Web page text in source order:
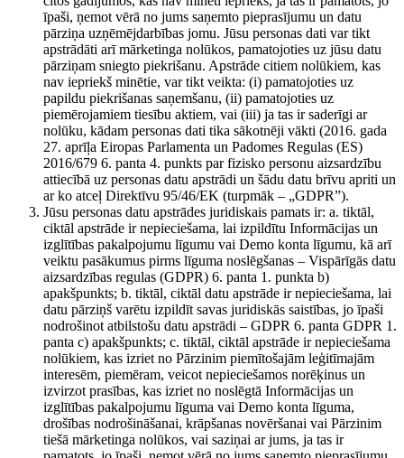
īpaši, ņemot vērā no jums saņemto pieprasījumu un datu
pārziņa uzņēmējdarbības jomu. Jūsu personas dati var tikt
apstrādāti arī mārketinga nolūkos, pamatojoties uz jūsu datu
pārziņam sniegto piekrišanu. Apstrāde citiem nolūkiem, kas
nav iepriekš minētie, var tikt veikta: (i) pamatojoties uz
papildu piekrišanas saņemšanu, (ii) pamatojoties uz
piemērojamiem tiesību aktiem, vai (iii) ja tas ir saderīgi ar
nolūku, kādam personas dati tika sākotnēji vākti (2016. gada
27. aprīļa Eiropas Parlamenta un Padomes Regulas (ES)
2016/679 6. panta 4. punkts par fizisko personu aizsardzību
attiecībā uz personas datu apstrādi un šādu datu brīvu apriti un
ar ko atceļ Direktīvu 95/46/EK (turpmāk – „GDPR”).
Jūsu personas datu apstrādes juridiskais pamats ir: a. tiktāl,
ciktāl apstrāde ir nepieciešama, lai izpildītu Informācijas un
izglītības pakalpojumu līgumu vai Demo konta līgumu, kā arī
veiktu pasākumus pirms līguma noslēgšanas – Vispārīgās datu
aizsardzības regulas (GDPR) 6. panta 1. punkta b)
apakšpunkts; b. tiktāl, ciktāl datu apstrāde ir nepieciešama, lai
datu pārziņš varētu izpildīt savas juridiskās saistības, jo īpaši
nodrošinot atbilstošu datu apstrādi – GDPR 6. panta GDPR 1.
panta c) apakšpunkts; c. tiktāl, ciktāl apstrāde ir nepieciešama
nolūkiem, kas izriet no Pārzinim piemītošajām leģitīmajām
interesēm, piemēram, veicot nepieciešamos norēķinus un
izvirzot prasības, kas izriet no noslēgtā Informācijas un
izglītības pakalpojumu līguma vai Demo konta līguma,
drošības nodrošināšanai, krāpšanas novēršanai vai Pārzinim
tiešā mārketinga nolūkos, vai saziņai ar jums, ja tas ir